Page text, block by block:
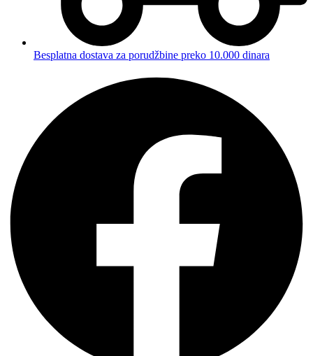
Besplatna dostava za porudžbine preko 10.000 dinara